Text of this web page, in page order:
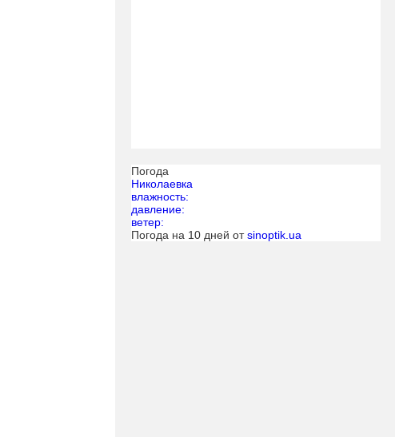
Погода
Николаевка
влажность:
давление:
ветер:
Погода на 10 дней отsinoptik.ua